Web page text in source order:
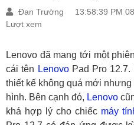
Đan Trường 13:58:39 PM
Lượt xem
Lenovo đã mang tới một
cái tên LenovoPad Pro 12.7.
thiết kế không quá mới
hình. Bên cạnh đó, Lenovo
khá hợp lý cho chiếc máy